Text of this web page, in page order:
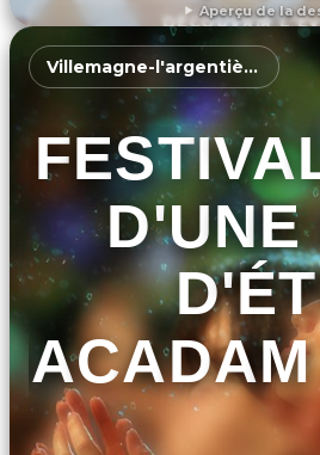
Aperçu de la
DÉCOUVRIR
Villemagne-l'argentière
D'UNE